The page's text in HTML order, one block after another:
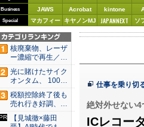
Business JAWS Acrobat kintone
Special マカフィー キヤノンMJ JAPANNEXT ソ
仕事を乗り切
絶対外せない4
ICレコー
核廃棄物、レーザ
ー濃縮で再生／ブ
タ腎臓、...
光に賭けたサイク
オンタム、 100万
量子...
税額控除終了後も
売れ行き好調、米
国ヒート...
【見城徹×藤田